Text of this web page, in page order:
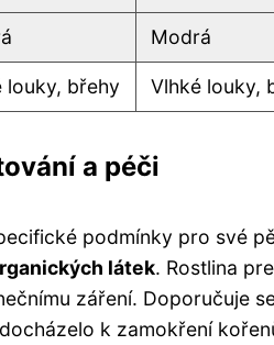
Modrá
louky, břehy Vlhké louky,
a péči
podmínky pro své
látek. Rostlina
záření. Doporučuje
k zamokření